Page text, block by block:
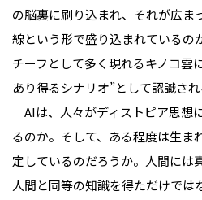
の脳裏に刷り込まれ、それが広ま
線という形で盛り込まれているの
チーフとして多く現れるキノコ雲
あり得るシナリオ”として認識され
AIは、人々がディストピア思想
るのか。そして、ある程度は生ま
定しているのだろうか。人間には
人間と同等の知識を得ただけでは